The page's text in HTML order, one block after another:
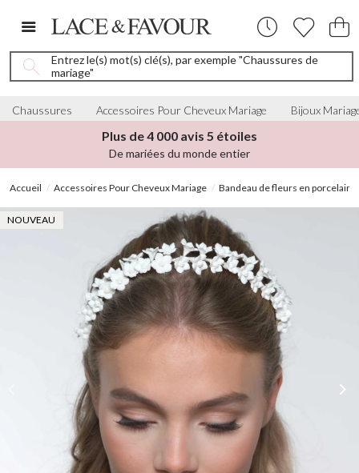
Entrez le(s) mot(s) clé(s), par exemple "Chaussures de
mariage"
Chaussures Accessoires Pour Cheveux Mariage Bijoux
Plus de 4 000 avis 5 étoiles
De mariées du monde entier
Accueil Accessoires Pour Cheveux Mariage Bandeau de fleurs en
NOUVEAU